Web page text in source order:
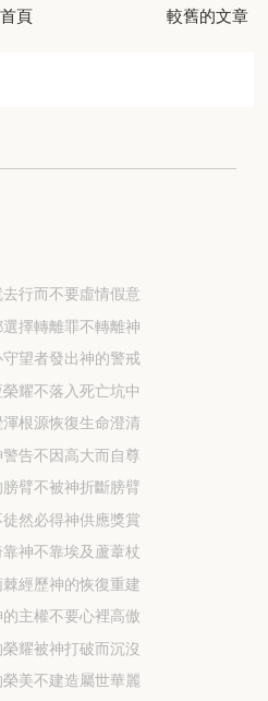
較舊的文章
首頁
去行而不要虛情假意
選擇轉離罪不轉離神
守望者發出神的警戒
榮耀不落入死亡坑中
渾根源恢復生命澄清
警告不因高大而自尊
膀臂不被神折斷膀臂
徒然必得神供應獎賞
靠神不靠埃及蘆葦杖
棘經歷神的恢復重建
的主權不要心裡高傲
榮耀被神打破而沉沒
榮美不建造屬世華麗